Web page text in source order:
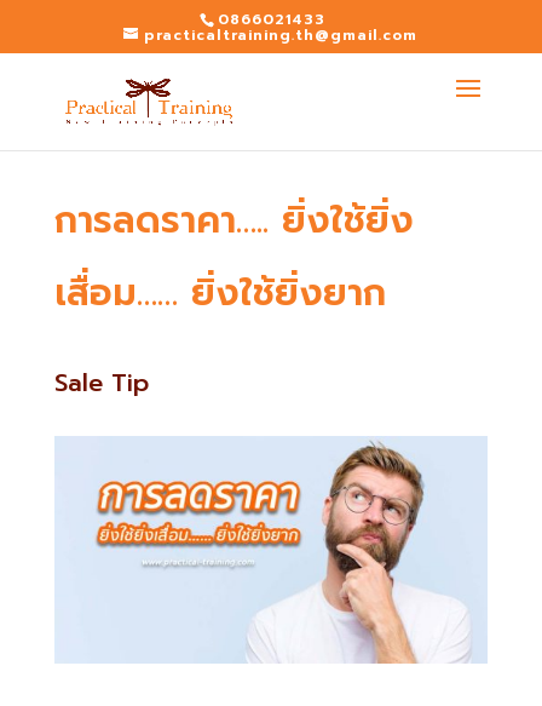
0866021433
practicaltraining.th@gmail.com
การลดราคา….. ยิ่งใช้ยิ่ง
เสื่อม…… ยิ่งใช้ยิ่งยาก
Sale Tip